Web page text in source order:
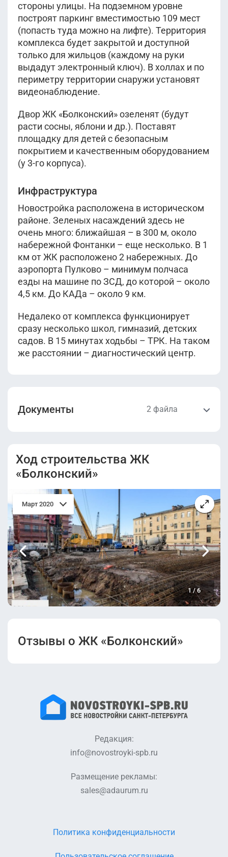
стороны улицы. На подземном уровне
построят паркинг вместимостью 109 мест
(попасть туда можно на лифте). Территория
комплекса будет закрытой и доступной
только для жильцов (каждому на руки
выдадут электронный ключ). В холлах и по
периметру территории снаружи установят
видеонаблюдение.
Двор ЖК «Болконский» озеленят (будут
расти сосны, яблони и др.). Поставят
площадку для детей с безопасным
покрытием и качественным оборудованием
(у 3-го корпуса).
Инфраструктура
Новостройка расположена в историческом
районе. Зеленых насаждений здесь не
очень много: ближайшая – в 300 м, около
набережной Фонтанки – еще несколько. В 1
км от ЖК расположено 2 набережных. До
аэропорта Пулково – минимум полчаса
езды на машине по ЗСД, до которой – около
4,5 км. До КАДа – около 9 км.
Недалеко от комплекса функционирует
сразу несколько школ, гимназий, детских
садов. В 15 минутах ходьбы – ТРК. На таком
же расстоянии – диагностический центр.
Документы 2 файла
строительство.pdf
декларация.pdf
Ход строительства ЖК
«Болконский»
Март 2020
1/6
Отзывы о ЖК «Болконский»
Редакция:
info@novostroyki-spb.ru
Размещение рекламы:
sales@adaurum.ru
Политика конфиденциальности